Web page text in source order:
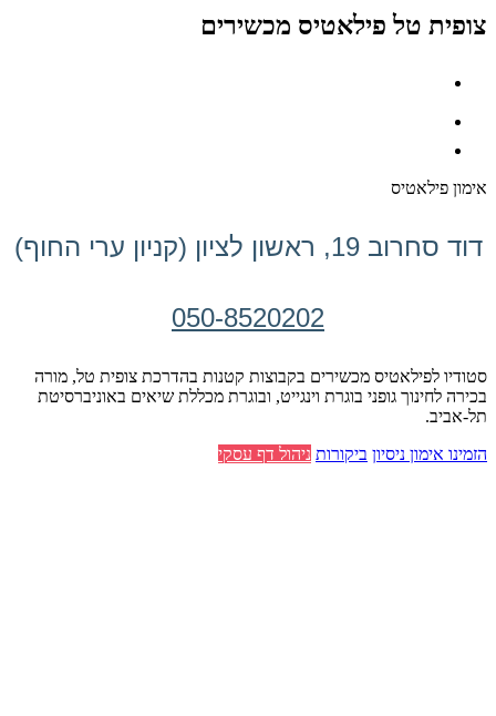
צופית טל פילאטיס מכשירים
אימון פילאטיס
דוד סחרוב 19, ראשון לציון (קניון ערי החוף)
050-8520202
סטודיו לפילאטיס מכשירים בקבוצות קטנות בהדרכת צופית טל, מורה
בכירה לחינוך גופני בוגרת וינגייט, ובוגרת מכללת שיאים באוניברסיטת
תל-אביב.
הזמינו אימון ניסיון ביקורות ניהול דף עסקי